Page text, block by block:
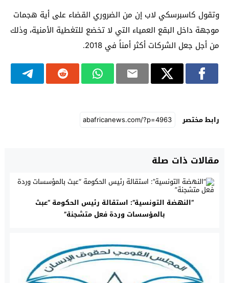
وتقول كاسبرسكي لاب إن من الضروري القضاء على أية هجمات
موجهة داخل البقع العمياء التي لا تخضع للتغطية الأمنية، وذلك
من أجل جعل الشركات أكثر أمناً في 2018.
رابط مختصر
مقالات ذات صلة
“النهضة التونسية”: استقالة رئيس الحكومة “عبث
بالمؤسسات وردة فعل متشجنة”